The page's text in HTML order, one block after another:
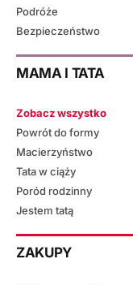
Podróże
Bezpieczeństwo
MAMA I TATA
Zobacz wszystko
Powrót do formy
Macierzyństwo
Tata w ciąży
Poród rodzinny
Jestem tatą
ZAKUPY